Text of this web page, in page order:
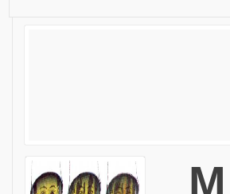
Маскировка для